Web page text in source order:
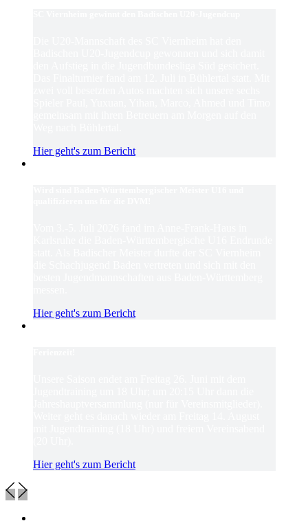
Hier geht's zum Bericht
Hier geht's zum Bericht
Hier geht's zum Bericht